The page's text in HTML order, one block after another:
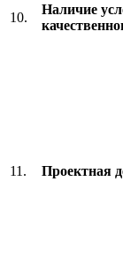
10.
Наличие
11. Проектная